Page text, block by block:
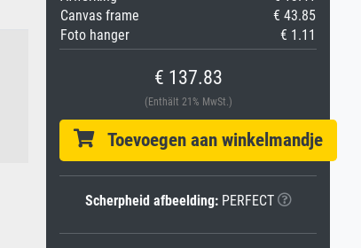
Canvas frame
€ 43.85
Foto hanger
€ 1.11
€ 137.83
(Enthält 21% MwSt.)
Toevoegen aan winkelmandje
Scherpheid afbeelding:PERFECT